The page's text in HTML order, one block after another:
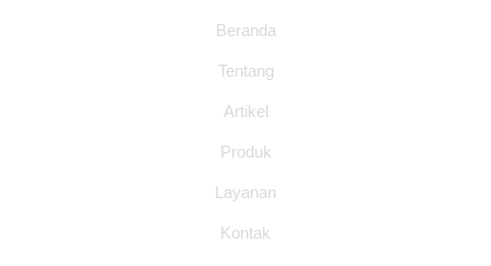
Beranda
Tentang
Artikel
Produk
Layanan
Kontak